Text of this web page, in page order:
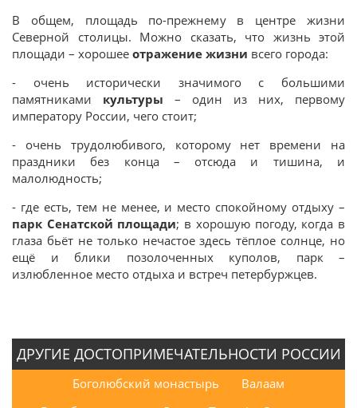
В общем, площадь по-прежнему в центре жизни
Северной столицы. Можно сказать, что жизнь этой
площади – хорошее отражение жизни всего города:
- очень исторически значимого с большими
памятниками культуры – один из них, первому
императору России, чего стоит;
- очень трудолюбивого, которому нет времени на
праздники без конца – отсюда и тишина, и
малолюдность;
- где есть, тем не менее, и место спокойному отдыху –
парк Сенатской площади; в хорошую погоду, когда в
глаза бьёт не только нечастое здесь тёплое солнце, но
ещё и блики позолоченных куполов, парк –
излюбленное место отдыха и встреч петербуржцев.
ДРУГИЕ ДОСТОПРИМЕЧАТЕЛЬНОСТИ РОССИИ
Боголюбский монастырь
Валаам